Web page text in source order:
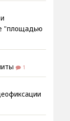
"площадью
1